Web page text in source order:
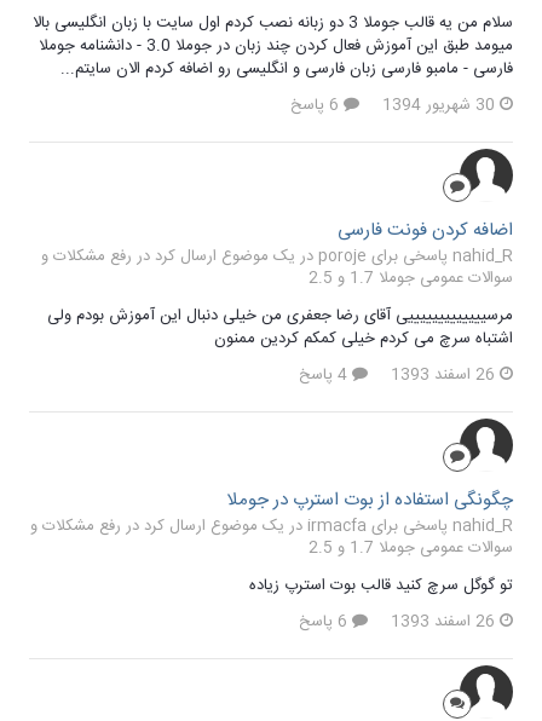
سلام من یه قالب جوملا 3 دو زبانه نصب کردم اول سایت با زبان انگلیسی بالا
میومد طبق این آموزش فعال کردن چند زبان در جوملا 3.0 - دانشنامه جوملا
فارسی - مامبو فارسی زبان فارسی و انگلیسی رو اضافه کردم الان سایتم...
30 شهریور 1394
اضافه کردن فونت فارسی
nahid_R پاسخی برای poroje در یک موضوع ارسال کرد در
رفع مشکلات و
سوالات عمومی جوملا 1.7 و 2.5
مرسیییییییییییییی آقای رضا جعفری من خیلی دنبال این آموزش بودم ولی
اشتباه سرچ می کردم خیلی کمکم کردین ممنون
26 اسفند 1393
چگونگی استفاده از بوت استرپ در جوملا
nahid_R پاسخی برای irmacfa در یک موضوع ارسال کرد در
رفع مشکلات و
سوالات عمومی جوملا 1.7 و 2.5
تو گوگل سرچ کنید قالب بوت استرپ زیاده
26 اسفند 1393